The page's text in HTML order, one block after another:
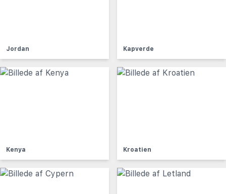
Jordan Kapverde
Kenya Kroatien